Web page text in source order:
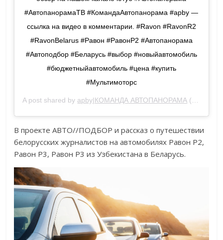
#АвтопанорамаТВ #КомандаАвтопанорама #apby —
ссылка на видео в комментарии. #Ravon #RavonR2
#RavonBelarus #Равон #РавонР2 #Автопанорама
#Автоподбор #Беларусь #выбор #новыйавтомобиль
#бюджетныйавтомобиль #цена #купить
#Мультимоторс
A post shared by apby|КОМАНДА АВТОПАНОРАМА (@avtopanorama) on
В проекте АВТО//ПОДБОР и рассказ о путешествии
белорусских журналистов на автомобилях Равон Р2,
Равон Р3, Равон Р3 из Узбекистана в Беларусь.